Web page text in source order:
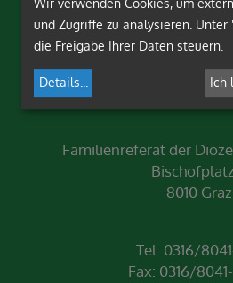
Familienreferat der
8010 Graz
Tel: 0316/
Fax: 0316/
und Zugriffe zu analysieren. Unter
die Freigabe Ihrer Daten steuern.
Details Ich